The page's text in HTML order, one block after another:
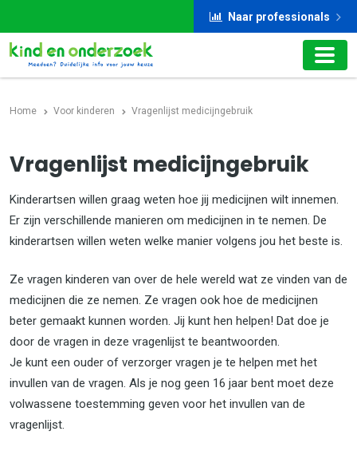
Naar professionals
Home Voor kinderen Vragenlijst medicijngebruik
Vragenlijst medicijngebruik
Kinderartsen willen graag weten hoe jij medicijnen wilt innemen.
Er zijn verschillende manieren om medicijnen in te nemen. De
kinderartsen willen weten welke manier volgens jou het beste is.
Ze vragen kinderen van over de hele wereld wat ze vinden van de
medicijnen die ze nemen. Ze vragen ook hoe de medicijnen
beter gemaakt kunnen worden. Jij kunt hen helpen! Dat doe je
door de vragen in deze vragenlijst te beantwoorden.
Je kunt een ouder of verzorger vragen je te helpen met het
invullen van de vragen. Als je nog geen 16 jaar bent moet deze
volwassene toestemming geven voor het invullen van de
vragenlijst.